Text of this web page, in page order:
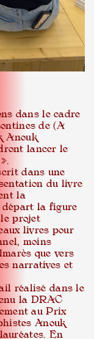
dans le cadre
de (A
Anouk
lancer le
dans une
du livre
la
la figure
projet
livres pour
moins
que vers
narratives et
réalisé dans le
la DRAC
au Prix
Anouk
En